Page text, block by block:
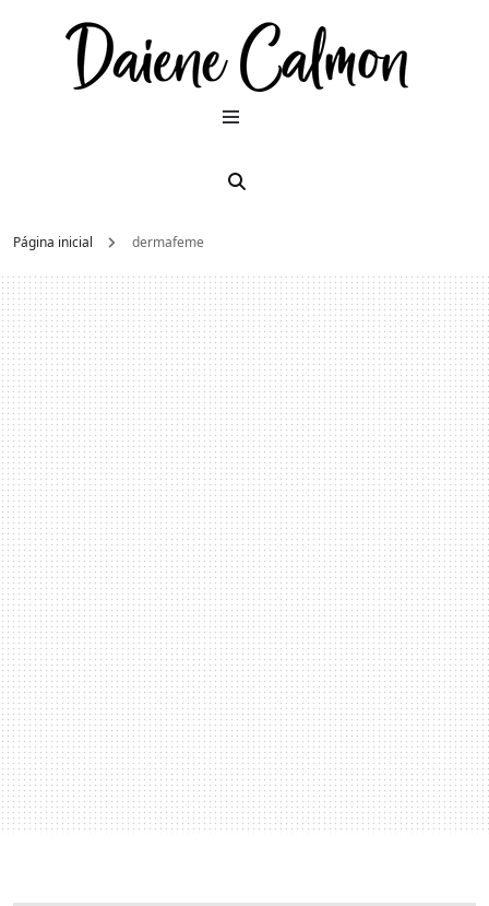
Página inicial dermafeme